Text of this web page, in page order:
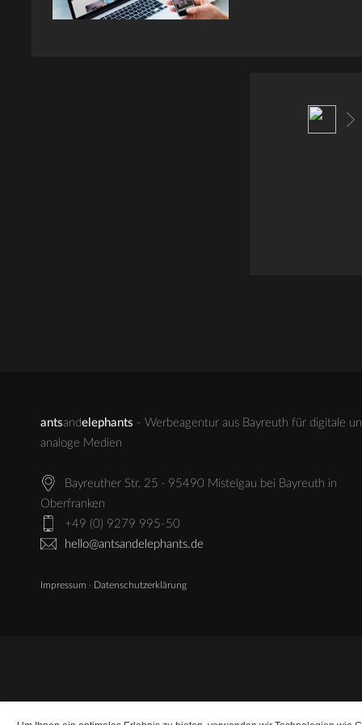
antsandelephants - Werbeagentur aus Bayreuth für digitale
analoge Medien
Bayreuther Str. 25 · 95490 Mistelgau bei Bayreuth in
Oberfranken
+49 (0) 9279 995-50
hello@antsandelephants.de
Impressum · Datenschutzerklärung